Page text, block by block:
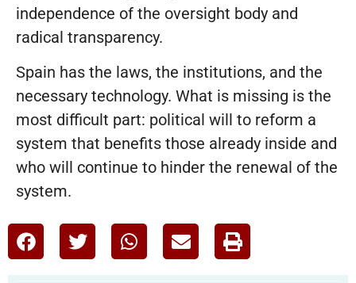
independence of the oversight body and
radical transparency.
Spain has the laws, the institutions, and the
necessary technology. What is missing is the
most difficult part: political will to reform a
system that benefits those already inside and
who will continue to hinder the renewal of the
system.